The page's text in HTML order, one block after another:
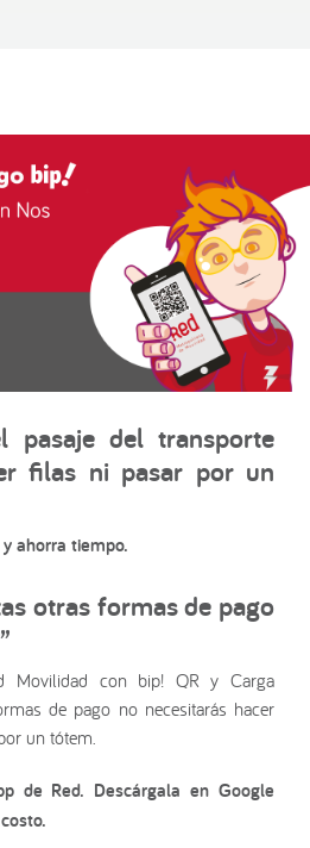
pasaje del transporte
filas ni pasar por un
ahorra tiempo.
otras formas de pago
Movilidad con bip! QR y Carga
de pago no necesitarás hacer
un tótem.
de Red. Descárgala en Google